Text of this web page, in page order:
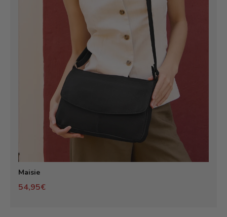
Maisie
54,95€